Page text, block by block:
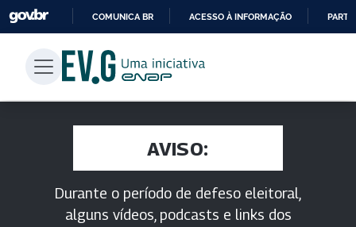
PARA
CONTEÚDO
COMUNICA BR ACESSO À INFORMAÇÃO
AVISO:
Durante o período de defeso eleitoral,
alguns vídeos, podcasts e links dos